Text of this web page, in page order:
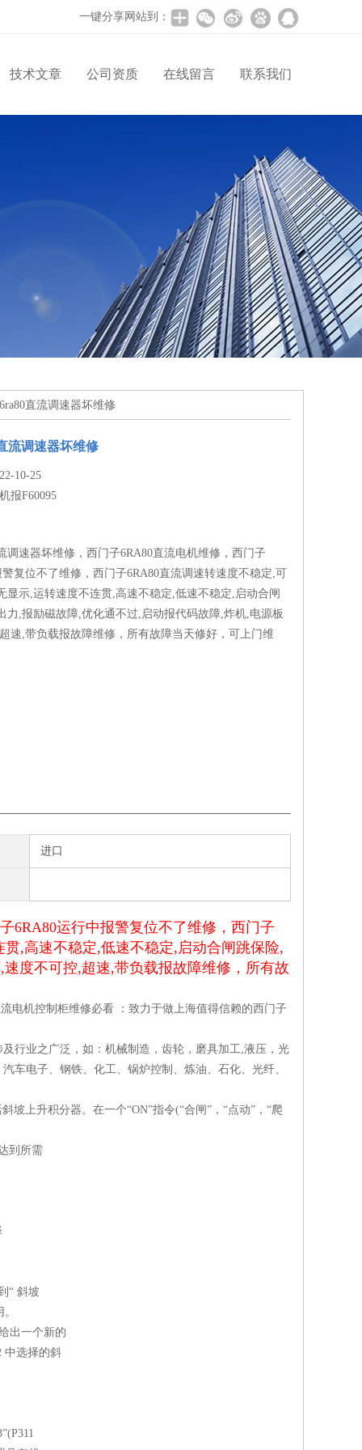
一键分享网站到：
技术文章 公司资质 在线留言 联系我们
直流调速器坏维修
流调速器坏维修
10-25
报F60095
调速器坏维修，西门子6RA80直流电机维修，西门子
警复位不了维修，西门子6RA80直流调速转速度不稳定,可
显示,运转速度不连贯,高速不稳定,低速不稳定,启动合闸
力,报励磁故障,优化通不过,启动报代码故障,炸机,电源板
速,带负载报故障维修，所有故障当天修好，可上门维
进口
6RA80运行中报警复位不了维修，西门子
,高速不稳定,低速不稳定,启动合闸跳保险,
度不可控,超速,带负载报故障维修，所有故
电机控制柜维修必看 ：致力于做上海值得信赖的西门子
行业之广泛，如：机械制造，齿轮，磨具加工,液压，光
车电子、钢铁、化工、锅炉控制、炼油、石化、光纤、
坡上升积分器。在一个“ON”指令(“合闸”，“点动”，“爬
到所需
“ 斜坡
出一个新的
中选择的斜